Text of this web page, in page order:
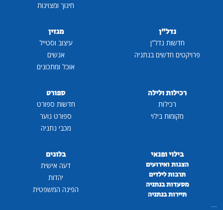
חינוך ומצוינות
נדל"ן
חדשות נדל"ן
פרויקטים חדשים בנתניה
מגזין
עיצוב וסטייל
אנשים
אוכל ומתכונים
רכילות ולילה
רכילות
מקומות בילוי
ספורט
חדשות ספורט
ספורט נוער
מכבי נתניה
בילוי ופנאי
הצגות ואירועים
תרבות לילדים
מסעדות בנתניה
תיירות בנתניה
...
בלוגים
דעה אישית
יהדות
הפינה המשפטית